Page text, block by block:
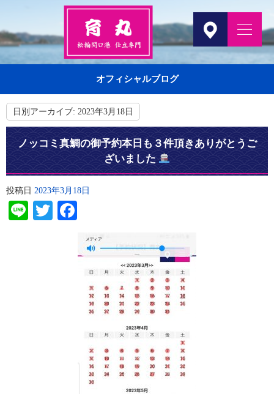
オフィシャルブログ
日別アーカイブ: 2023年3月18日
ノッコミ真鯛の御予約本日も３件頂きありがとうご
ざいました
投稿日 2023年3月18日
LineTwitter